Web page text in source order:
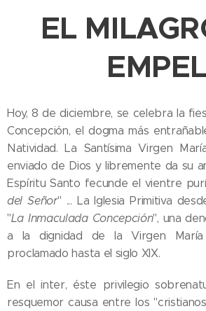
EL
EMPEL
Hoy, 8 de diciembre, se celebra la
Concepción, el dogma más
Natividad. La Santísima Virgen
enviado de Dios y libremente da su
Espíritu Santo fecunde el vientre
del Señor" ... La Iglesia Primitiva
"La Inmaculada Concepción", una
a la dignidad de la Virgen
proclamado hasta el siglo XIX.
En el inter, éste privilegio
resquemor causa entre los